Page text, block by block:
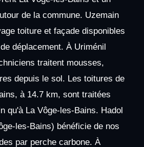
de la commune. Uzemain
toiture et façade disponibles
déplacement. À Uriménil
traitent mousses,
depuis le sol. Les toitures de
à 14.7 km, sont traitées
qu'à La Vôge-les-Bains. Hadol
les-Bains) bénéficie de nos
par perche carbone. À